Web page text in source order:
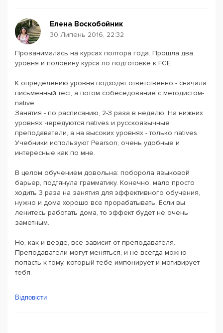
Елена Воскобойник
30 Липень 2016, 22:32
Прозанималась на курсах полтора года. Прошла два
уровня и половину курса по подготовке к FCE.
К определению уровня подходят ответственно - сначала
письменный тест, а потом собеседование с методистом-
native.
Занятия - по расписанию, 2-3 раза в неделю. На нижних
уровнях чередуются natives и русскоязычные
преподаватели, а на высоких уровнях - только natives.
Учебники используют Pearson, очень удобные и
интересные как по мне.
В целом обучением довольна: поборола языковой
барьер, подтянула грамматику. Конечно, мало просто
ходить 3 раза на занятия для эффективного обучения,
нужно и дома хорошо все прорабатывать. Если вы
ленитесь работать дома, то эффект будет не очень
заметным.
Но, как и везде, все зависит от преподавателя.
Преподаватели могут меняться, и не всегда можно
попасть к тому, который тебе импонирует и мотивирует
тебя.
Відповісти